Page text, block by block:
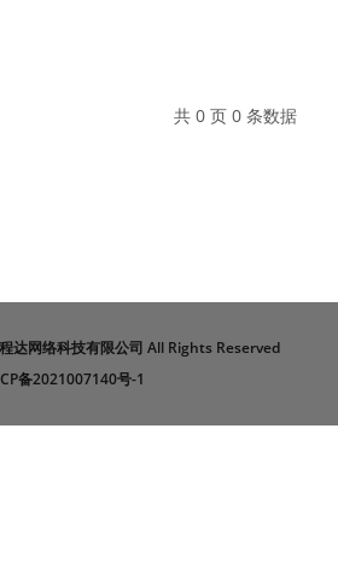
共 0 页 0 条数据
达网络科技有限公司 All Rights Reserved
备2021007140号-1